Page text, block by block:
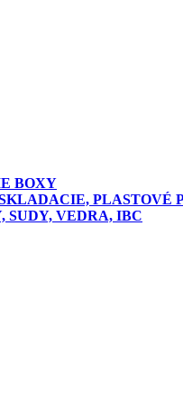
BOXY
PLASTOVÉ
SUDY, VEDRA, IBC